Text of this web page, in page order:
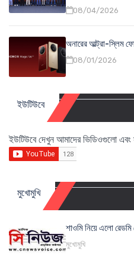
08/04/2026
অনারের আল্ট্রা-স্লিম
08/01/2026
ইউটিউবে
ইউটিউবে দেখুন আমাদের ভিডিওগুলো এবং
মুখোমুখি
শাওমি নিয়ে এলো
মুখোমুখি